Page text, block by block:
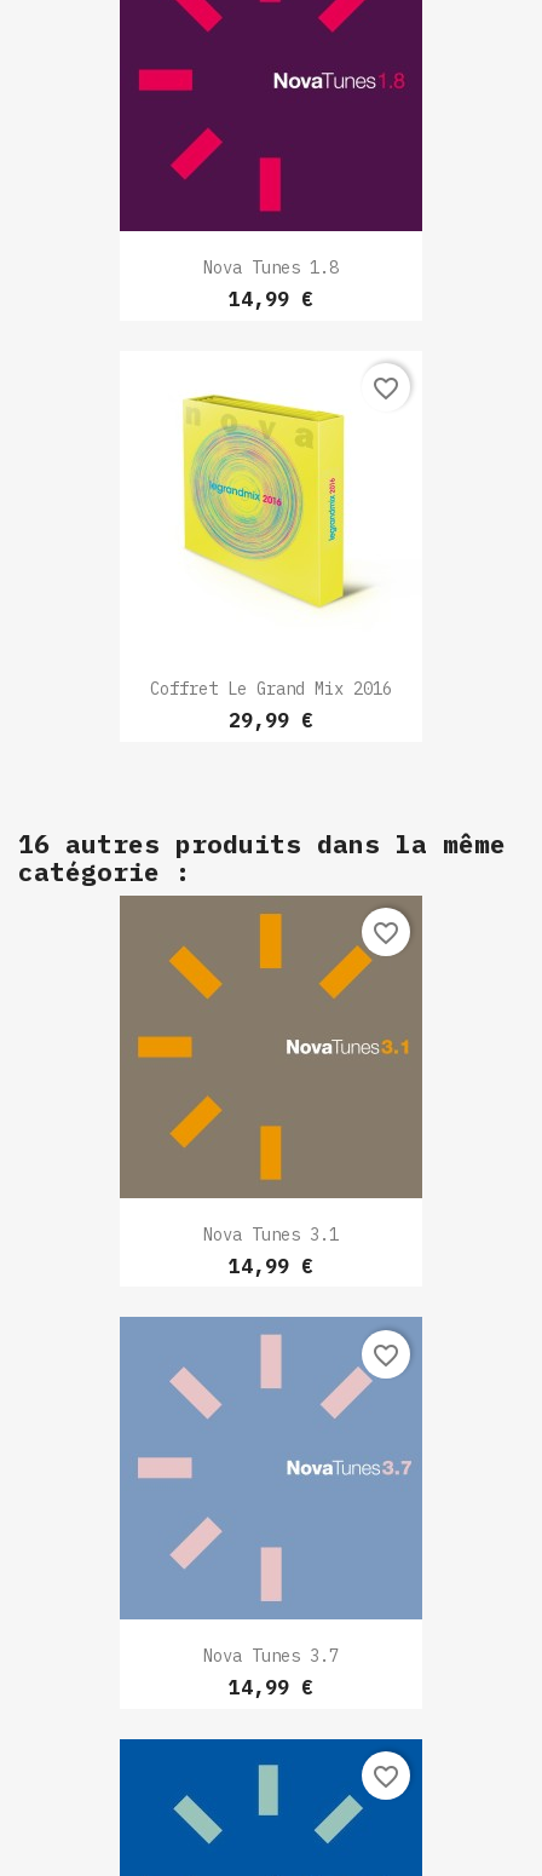
Nova Tunes 1.8
Prix
14,99 €
Coffret Le Grand Mix 2016
Prix
29,99 €
favorite_border
16 autres produits dans la même
catégorie :
Nova Tunes 3.1
Prix
14,99 €
favorite_border
Nova Tunes 3.7
Prix
14,99 €
favorite_border
favorite_border